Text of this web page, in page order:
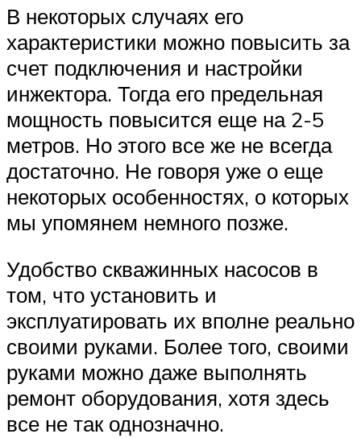
В некоторых случаях его
характеристики можно повысить за
счет подключения и настройки
инжектора. Тогда его предельная
мощность повысится еще на 2-5
метров. Но этого все же не всегда
достаточно. Не говоря уже о еще
некоторых особенностях, о которых
мы упомянем немного позже.
Удобство скважинных насосов в
том, что установить и
эксплуатировать их вполне реально
своими руками. Более того, своими
руками можно даже выполнять
ремонт оборудования, хотя здесь
все не так однозначно.